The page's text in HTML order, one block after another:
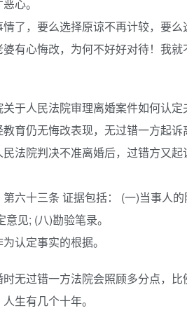
心。
了，要么选择原谅不再计较，要
有心悔改，为何不好好对待！我
于人民法院审理离婚案件如何认
育仍无悔改表现，无过错一方起
法院判决不准离婚后，过错方又
六十三条 证据包括： (一)当事人
见; (八)勘验笔录。
认定事实的根据。
无过错一方法院会照顾多分点，
生有几个十年。